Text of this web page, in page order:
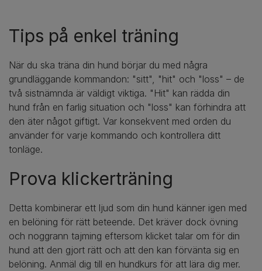
Tips på enkel träning
När du ska träna din hund börjar du med några
grundläggande kommandon: "sitt", "hit" och "loss" – de
två sistnämnda är väldigt viktiga. "Hit" kan rädda din
hund från en farlig situation och "loss" kan förhindra att
den äter något giftigt. Var konsekvent med orden du
använder för varje kommando och kontrollera ditt
tonläge.
Prova klickerträning
Detta kombinerar ett ljud som din hund känner igen med
en belöning för rätt beteende. Det kräver dock övning
och noggrann tajming eftersom klicket talar om för din
hund att den gjort rätt och att den kan förvänta sig en
belöning. Anmäl dig till en hundkurs för att lära dig mer.